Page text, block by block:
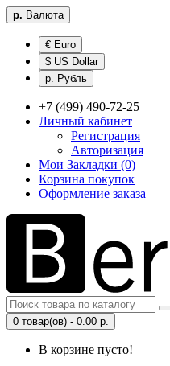
р. Валюта
€ Euro
$ US Dollar
р. Рубль
+7 (499) 490-72-25
Личный кабинет
Регистрация
Авторизация
Мои Закладки (0)
Корзина покупок
Оформление заказа
0 товар(ов) - 0.00 р.
В корзине пусто!